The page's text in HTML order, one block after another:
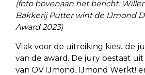
(foto bovenaan het bericht:
Bakkerij Putter wint de IJmond
Award 2023)
Vlak voor de uitreiking kiest de
van de award. De jury bestaat
van OV IJmond, IJmond Werkt!